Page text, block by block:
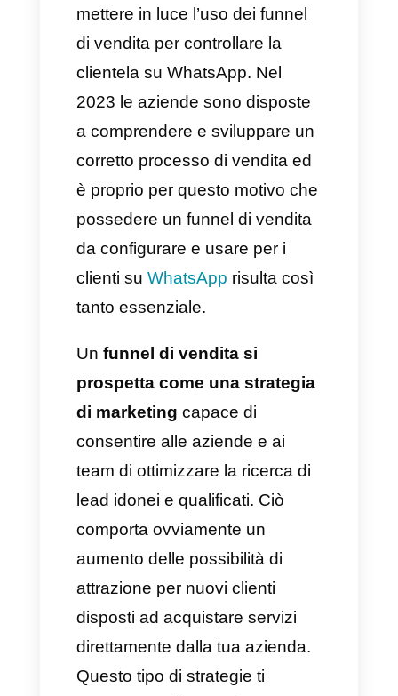
funnel di vendita sono così
tanto necessari per controllare
tutti i tuoi clienti?
Per noi di Callbell è
estremamente importante
mettere in luce l’uso dei funnel
di vendita per controllare la
clientela su WhatsApp. Nel
corretto processo di vendita ed
è proprio per questo motivo che
possedere un funnel di vendita
da configurare e usare per i
clienti su
WhatsApprisulta così
tanto essenziale.
Unfunnel di vendita si
prospetta come una strategia